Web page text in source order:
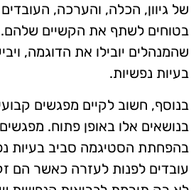
של גיוון, הכלה, והערכה,
בטוחים לשתף את הקשיים
שהמנהלים יובילו את הדוגמה,
בעיות נפשיות.
בנוסף, חשוב לקיים מפגשים
בנושאים אלו באופן פתוח.
בהפחתת הסטיגמה סביב בעיות
עובדים לפנות לעזרה כאשר הם